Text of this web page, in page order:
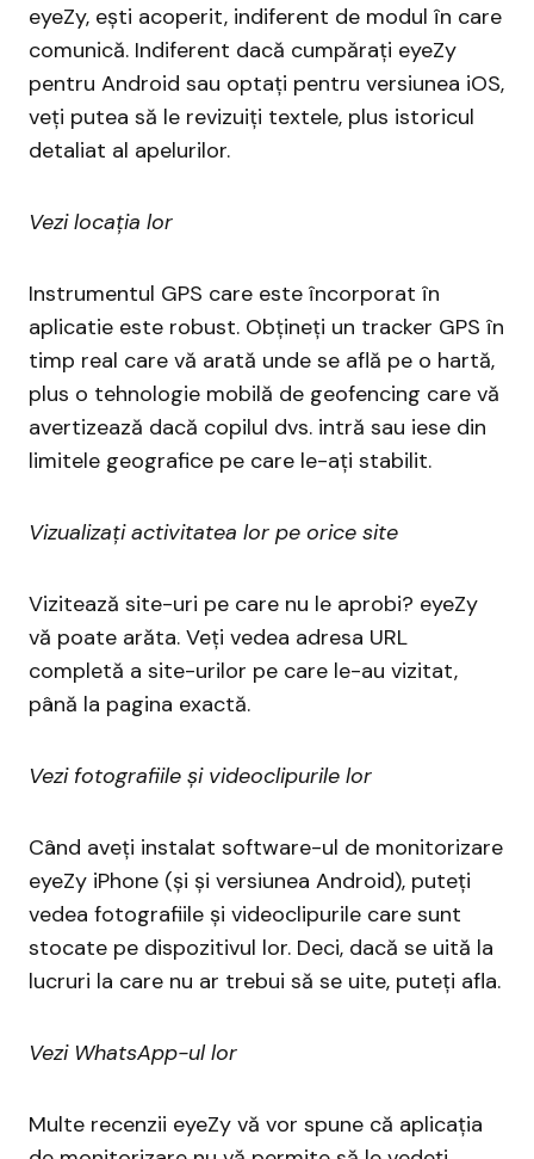
eyeZy, ești acoperit, indiferent de modul în care
comunică. Indiferent dacă cumpărați eyeZy
pentru Android sau optați pentru versiunea iOS,
veți putea să le revizuiți textele, plus istoricul
detaliat al apelurilor.
Vezi locația lor
Instrumentul GPS care este încorporat în
aplicatie este robust. Obțineți un tracker GPS în
timp real care vă arată unde se află pe o hartă,
plus o tehnologie mobilă de geofencing care vă
avertizează dacă copilul dvs. intră sau iese din
limitele geografice pe care le-ați stabilit.
Vizualizați activitatea lor pe orice site
Vizitează site-uri pe care nu le aprobi? eyeZy
vă poate arăta. Veți vedea adresa URL
completă a site-urilor pe care le-au vizitat,
până la pagina exactă.
Vezi fotografiile și videoclipurile lor
Când aveți instalat software-ul de monitorizare
eyeZy iPhone (și și versiunea Android), puteți
vedea fotografiile și videoclipurile care sunt
stocate pe dispozitivul lor. Deci, dacă se uită la
lucruri la care nu ar trebui să se uite, puteți afla.
Vezi WhatsApp-ul lor
Multe recenzii eyeZy vă vor spune că aplicația